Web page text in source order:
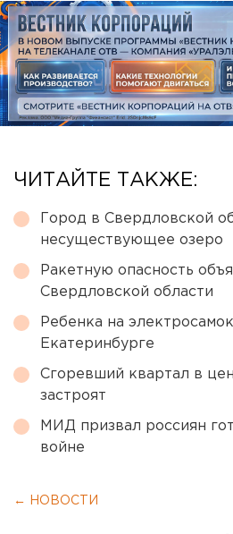
ЧИТАЙТЕ ТАКЖЕ:
Город в Свердловской
несуществующее озеро
Ракетную опасность
Свердловской области
Ребенка на
Екатеринбурге
Сгоревший квартал в
застроят
МИД призвал россиян
войне
← НОВОСТИ